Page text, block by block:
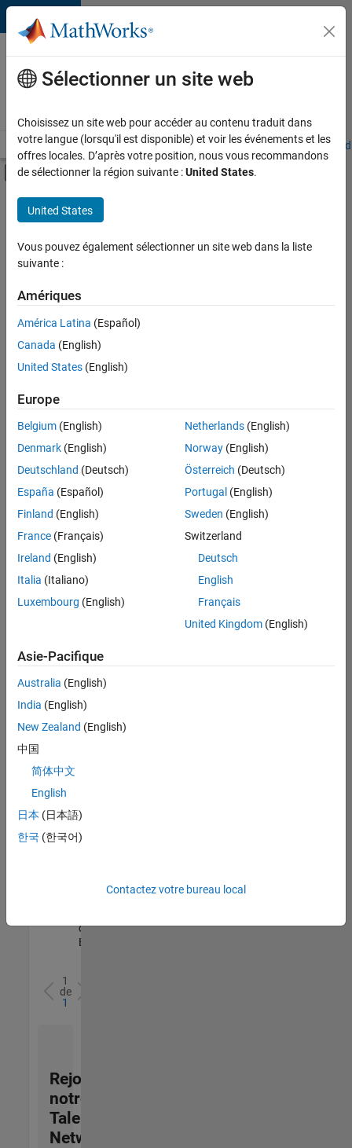
Passer au contenu
Votre
carrière
chez
Accueil Explorer nos opportunités Adresses de nos bureaux
Activer/désactiver l'affichage du menu
Contenu principal
FILTRER PAR
Globalisation
Ingénierie de la qualité
Ingénierie des processus logiciels
Enregistrer
sélectionnées
Les
descriptions
poste
n’ont
pas
été
traduites.
Effectuez
lieu
pour
l’ensemble
des
opportunités
votre
région.
Senior Software Quality Engineer
Senior
Engineer
qualité |
Expérimenté(e)
1
de
1
Rejoignez
notre
Talent
Network
Sélectionner un site web
Choisissez un site web pour accéder au contenu traduit dans
votre langue (lorsqu'il est disponible) et voir les événements et les
offres locales. D’après votre position, nous vous recommandons
de sélectionner la région suivante :United States.
United States
Vous pouvez également sélectionner un site web dans la liste
suivante :
Amériques
América Latina (Español)
Canada (English)
United States (English)
Europe
Belgium (English)
Denmark (English)
Deutschland (Deutsch)
España (Español)
Finland (English)
France (Français)
Ireland (English)
Italia (Italiano)
Luxembourg (English)
Netherlands(English)
Norway(English)
Österreich (Deutsch)
Portugal (English)
Sweden (English)
Switzerland
Deutsch
English
Français
United Kingdom(English)
Asie-Pacifique
Australia (English)
India (English)
New Zealand (English)
中国
简体中文
English
日本 (日本語)
한국 (한국어)
Contactez votre bureau local